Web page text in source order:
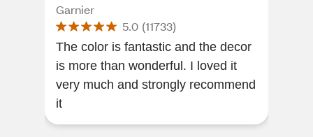
Waterproof Makeup, 3.4 OZ
Garnier
5.0 (11733)
The color is fantastic and the decor
is more than wonderful. I loved it
very much and strongly recommend
it